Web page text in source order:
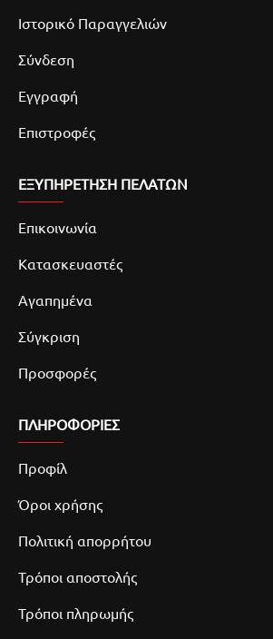
Ιστορικό Παραγγελιών
Σύνδεση
Εγγραφή
Επιστροφές
ΕΞΥΠΗΡΕΤΗΣΗ ΠΕΛΑΤΩΝ
Επικοινωνία
Κατασκευαστές
Αγαπημένα
Σύγκριση
Προσφορές
ΠΛΗΡΟΦΟΡΙΕΣ
Προφίλ
Όροι χρήσης
Πολιτική απορρήτου
Τρόποι αποστολής
Τρόποι πληρωμής